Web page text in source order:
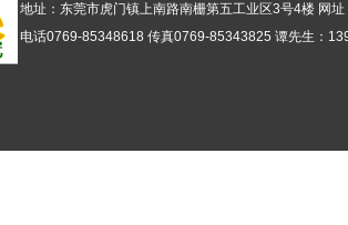
地址：东莞市虎门镇上南路南栅第五工业区3号4楼 网
电话0769-85348618 传真0769-85343825 谭先生：